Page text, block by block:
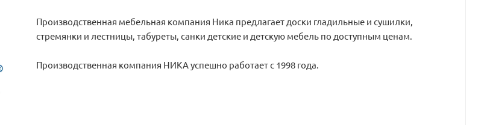
Производственная мебельная компания Ника предлагает доски гладильные и сушилки,
стремянки и лестницы, табуреты, санки детские и детскую мебель по доступным ценам.
Производственная компания НИКА успешно работает с 1998 года.